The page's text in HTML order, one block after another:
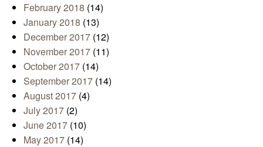
February 2018 (14)
January 2018 (13)
December 2017 (12)
November 2017 (11)
October 2017 (14)
September 2017 (14)
August 2017 (4)
July 2017 (2)
June 2017 (10)
May 2017 (14)